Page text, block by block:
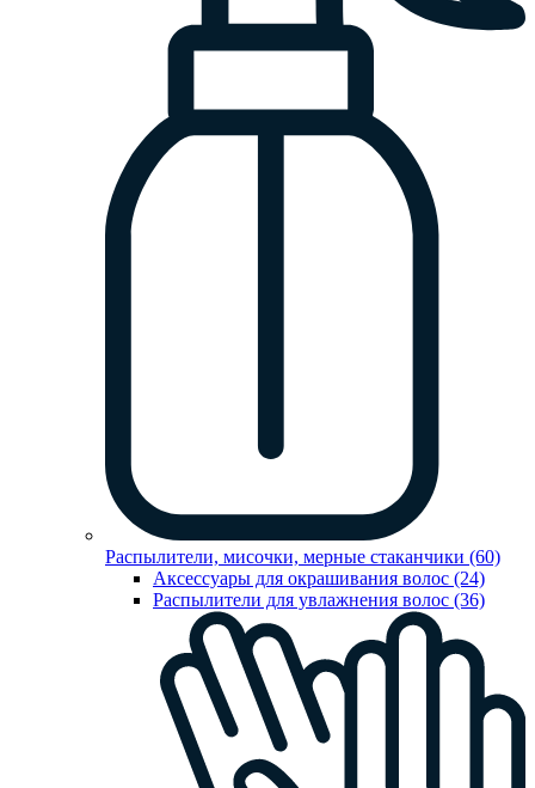
Распылители, мисочки, мерные стаканчики (60)
Аксессуары для окрашивания волос (24)
Распылители для увлажнения волос (36)